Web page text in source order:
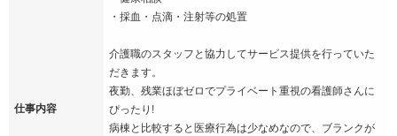
仕事内容
・採血・点滴・注射等の処置
介護職のスタッフと協力してサービス提供を行っていた
だきます。
夜勤、残業ほぼゼロでプライベート重視の看護師さんに
ぴったり!
病棟と比較すると医療行為は少なめなので、ブランクが